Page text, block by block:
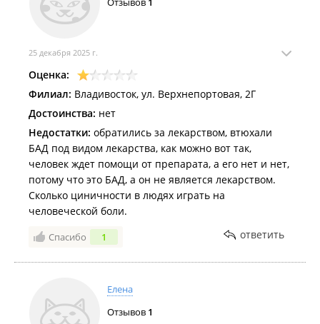
25 декабря 2025 г.
Оценка:
Филиал: Владивосток, ул. Верхнепортовая, 2Г
Достоинства: нет
Недостатки: обратились за лекарством, втюхали
БАД под видом лекарства, как можно вот так,
человек ждет помощи от препарата, а его нет и нет,
потому что это БАД, а он не является лекарством.
Сколько циничности в людях играть на
человеческой боли.
Спасибо 1 ответить
Елена
Отзывов 1